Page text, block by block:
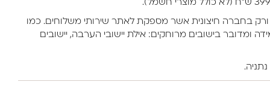
בחברה חיצונית אשר מספקת לאתר שירותי משלוחים. כמו
ומדובר בישובים מרוחקים: אילת יישובי הערבה, יישובים